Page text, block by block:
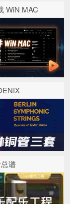
WiN MAC
谱